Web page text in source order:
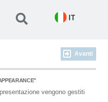
IT
Avanti
vengono gestiti